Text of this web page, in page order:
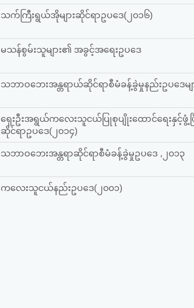
သက်ကြီးရွယ်အိုများဆိုင်ရာဥပဒေ(၂၀၁၆)
မသန်စွမ်းသူများ၏ အခွင့်အရေးဥပဒေ
သဘာဝဘေးအန္တရာယ်ဆိုင်ရာစီမံခန့်ခွဲမှုနည်းဥပဒေမျ
ရှေးဦးအရွယ်ကလေးသူငယ်ပြုစုပျိုးထောင်ရေးနှင့်ဖွံ့ဖ
ဆိုင်ရာဥပဒေ(၂၀၁၄)
သဘာဝ‌ဘေးအန္တရာဆိုင်ရာစီမံခန့်ခွဲမှုဥပ‌ဒေ ,၂၀၁၃
ကလေးသူငယ်နည်းဥပဒေ(၂၀၀၁)